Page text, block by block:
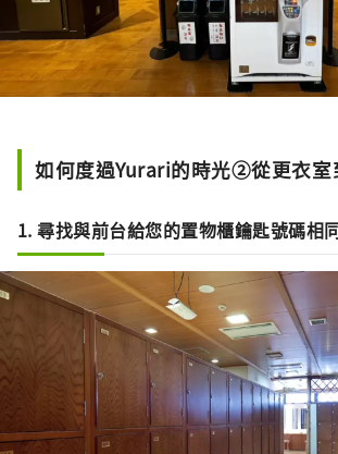
如何度過Yurari的時光②從更衣室
1. 尋找與前台給您的置物櫃鑰匙號碼相